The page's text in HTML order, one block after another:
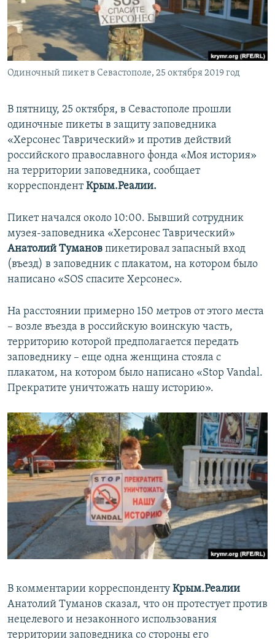
ПОБЕДИТЕЛЕЙ НЕ СУДЯТ?
КРЫМ.НЕПОКОРЕННЫЙ
ELIFBE
УКРАИНСКАЯ ПРОБЛЕМА КРЫМА
ПРИСОЕДИНЯЙТЕСЬ!
Одиночный пикет в Севастополе, 25 октября 2019 год
В пятницу, 25 октября, в Севастополе прошли
одиночные пикеты в защиту заповедника
«Херсонес Таврический» и против действий
российского православного фонда «Моя история»
на территории заповедника, сообщает
корреспондентКрым.Реалии.
Пикет начался около 10:00. Бывший сотрудник
музея-заповедника «Херсонес Таврический»
Анатолий Туманов пикетировал запасный вход
(въезд) в заповедник с плакатом, на котором было
написано «SOS спасите Херсонес».
На расстоянии примерно 150 метров от этого места
– возле въезда в российскую воинскую часть,
территорию которой предполагается передать
заповеднику – еще одна женщина стояла с
плакатом, на котором было написано «Stop Vandal.
Прекратите уничтожать нашу историю».
В комментарии корреспонденту Крым.Реалии
Анатолий Туманов сказал, что он протестует против
нецелевого и незаконного использования
территории заповедника со стороны его